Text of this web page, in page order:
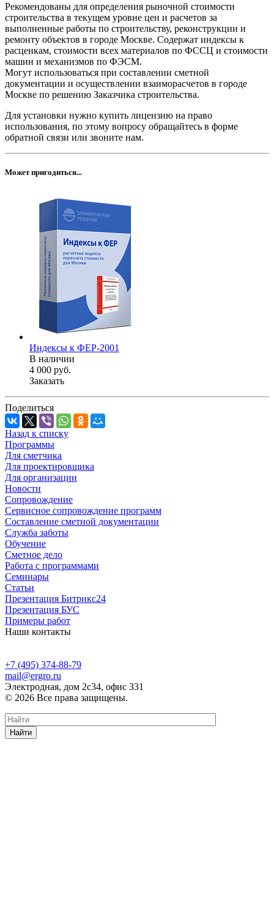
Рекомендованы для определения рыночной стоимости
строительства в текущем уровне цен и расчетов за
выполненные работы по строительству, реконструкции и
ремонту объектов в городе Москве. Содержат индексы к
расценкам, стоимости всех материалов по ФССЦ и стоимости
машин и механизмов по ФЭСМ.
Могут использоваться при составлении сметной
документации и осуществлении взаиморасчетов в городе
Москве по решению Заказчика строительства.
Для установки нужно купить лицензию на право
использования, по этому вопросу обращайтесь в форме
обратной связи или звоните нам.
Может пригодиться...
Индексы к ФЕР-2001
В наличии
4 000 руб.
Заказать
Поделиться
Назад к списку
Программы
Для сметчика
Для проектировщика
Для организации
Новости
Сопровождение
Сервисное сопровождение программ
Составление сметной документации
Служба заботы
Обучение
Сметное дело
Работа с программами
Семинары
Статьи
Презентация Битрикс24
Презентация БУС
Примеры работ
Наши контакты
+7 (495) 374-88-79
mail@ergro.ru
Электродная, дом 2с34, офис 331
© 2026 Все права защищены.
Найти